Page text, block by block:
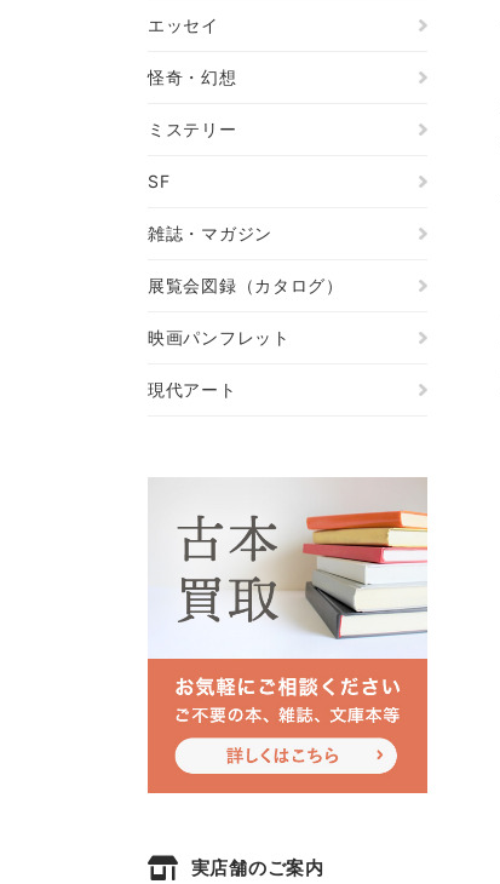
エッセイ
怪奇・幻想
ミステリー
SF
雑誌・マガジン
展覧会図録（カタログ）
映画パンフレット
現代アート
実店舗のご案内